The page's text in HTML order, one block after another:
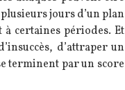
jours d’un plan
à certaines périodes. Et
d’attraper un
terminent par un score